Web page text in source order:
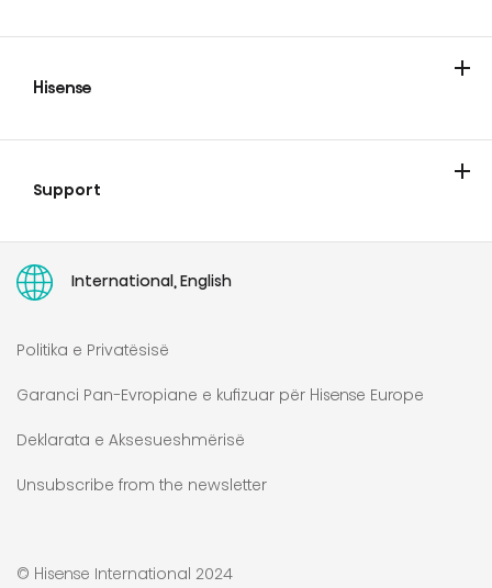
Hisense
Support
International, English
Politika e Privatësisë
Garanci Pan-Evropiane e kufizuar për Hisense Europe
Deklarata e Aksesueshmërisë
Unsubscribe from the newsletter
© Hisense International 2024